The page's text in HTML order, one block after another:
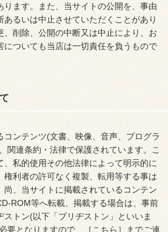
ります。また、当サイトの公開を、事由
るいは中止させていただくことがあり
、削除、公開の中断又は中止により、お
についても当店は一切責任を負うもので
コンテンツ(文書、映像、音声、プログラ
関連条約・法律で保護されています。こ
私的使用その他法律によって明示的に
権利者の許可なく複製、転用等する事は
尚、当サイトに掲載されているコンテン
ROM等へ転載、掲載する場合は、事前
ストン(以下「ブリヂストン」といいま
要となりますので、［こちら］までご連